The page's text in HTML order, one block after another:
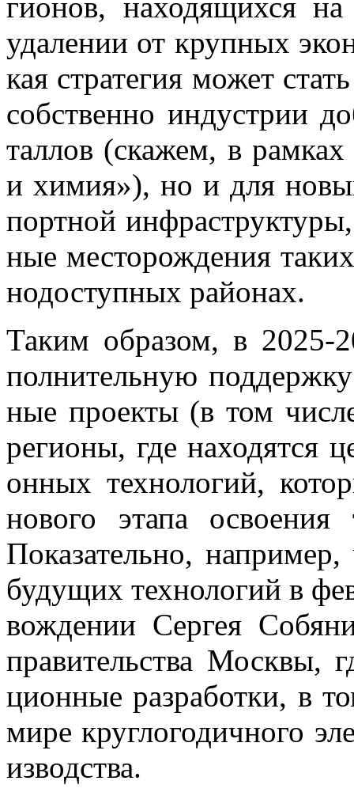
ги­о­нов, на­хо­дя­щих­ся на
уда­ле­нии от круп­ных
кая стра­те­гия мо­жет
соб­ствен­но ин­ду­стрии
тал­лов (ска­жем, в
и хи­мия»), но и для
порт­ной
ные ме­сто­рож­де­ния
но­до­ступ­ных рай­о­нах.
Та­ким об­ра­зом, в 2025-
пол­ни­тель­ную
ные про­ек­ты (в том
ре­ги­о­ны, где на­хо­дят­ся
он­ных тех­но­ло­гий,
но­во­го эта­па осво­е­ния
По­ка­за­тель­но,
бу­ду­щих тех­но­ло­гий в
вож­де­нии Сер­гея
пра­ви­тель­ства Моск­вы,
ци­он­ные раз­ра­бот­ки, в
мире круг­ло­го­дич­но­го
из­вод­ства.